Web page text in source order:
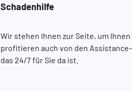
Schadenhilfe
Wir stehen Ihnen zur Seite, um
profitieren auch von den
das 24/7 für Sie da ist.